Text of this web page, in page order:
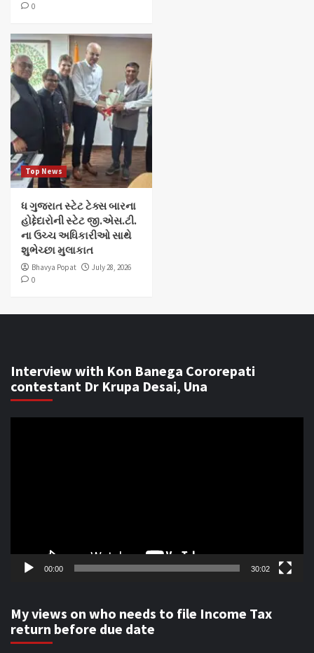
0
Top News
ધ ગુજરાત સ્ટેટ ટેક્સ બારના
હોદ્દેદારોની સ્ટેટ જી.એસ.ટી.
ના ઉચ્ચ અધિકારીઓ સાથે
શુભેચ્છા મુલાકાત
Bhavya Popat
July 28, 2026
0
Interview with Kon Banega Cororepati
contestant Dr Krupa Desai, Una
00:00 30:02
My views on who needs to file Income Tax
return before due date